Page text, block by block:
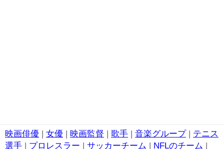
映画俳優 | 女優 | 映画監督 | 歌手 | 音楽グループ| テニス
選手 | プロレスラー | サッカーチーム | NFLのチーム |